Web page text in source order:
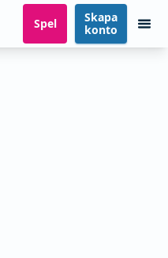
Spel
Skapa
konto